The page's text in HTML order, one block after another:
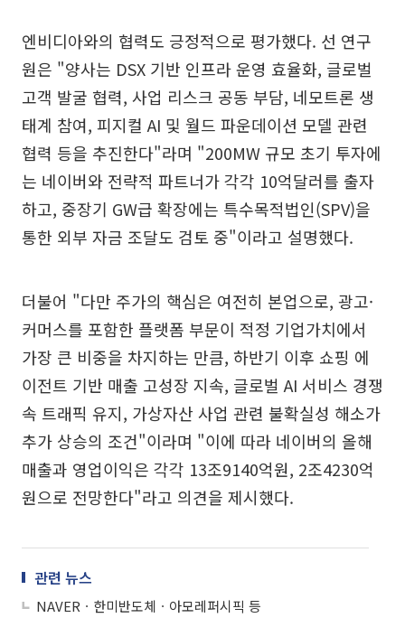
엔비디아와의 협력도 긍정적으로 평가했다. 선 연구
원은 "양사는 DSX 기반 인프라 운영 효율화, 글로벌
고객 발굴 협력, 사업 리스크 공동 부담, 네모트론 생
태계 참여, 피지컬 AI 및 월드 파운데이션 모델 관련
협력 등을 추진한다"라며 "200MW 규모 초기 투자에
는 네이버와 전략적 파트너가 각각 10억달러를 출자
하고, 중장기 GW급 확장에는 특수목적법인(SPV)을
통한 외부 자금 조달도 검토 중"이라고 설명했다.
더불어 "다만 주가의 핵심은 여전히 본업으로, 광고·
커머스를 포함한 플랫폼 부문이 적정 기업가치에서
가장 큰 비중을 차지하는 만큼, 하반기 이후 쇼핑 에
이전트 기반 매출 고성장 지속, 글로벌 AI 서비스 경쟁
속 트래픽 유지, 가상자산 사업 관련 불확실성 해소가
추가 상승의 조건"이라며 "이에 따라 네이버의 올해
매출과 영업이익은 각각 13조9140억원, 2조4230억
원으로 전망한다"라고 의견을 제시했다.
관련 뉴스
NAVERㆍ한미반도체ㆍ아모레퍼시픽 등